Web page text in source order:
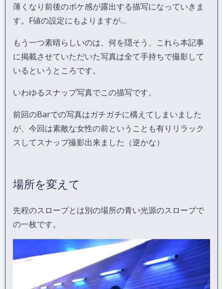
薄くなり前後のボケ感が露出する描写になっていきま
す。F値の設定にもよりますが…
もう一つ素晴らしいのは、何を隠そう、これら本記事
に掲載させていただいた写真は全て手持ちで撮影して
いるというところです。
いわゆるスナップ写真でこの描写です。
前回のBarでの写真はガチガチに構えてしまいました
が、今回は素敵な女性の前ということも有りリラック
スしてスナップ撮影出来ました（逆かな）
場所を変えて
先程のスロープとは別の場所の青い光源のスロープで
の一枚です。